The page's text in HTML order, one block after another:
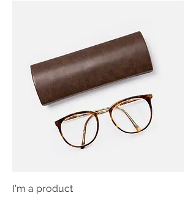
I'm a product